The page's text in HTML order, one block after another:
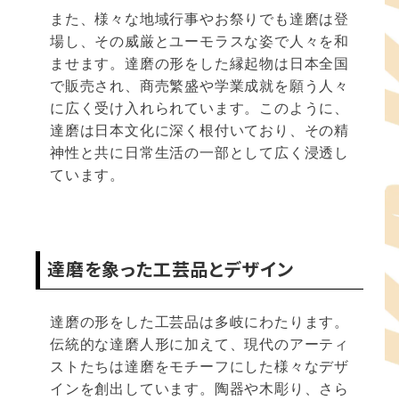
また、様々な地域行事やお祭りでも達磨は登
場し、その威厳とユーモラスな姿で人々を和
ませます。達磨の形をした縁起物は日本全国
で販売され、商売繁盛や学業成就を願う人々
に広く受け入れられています。このように、
達磨は日本文化に深く根付いており、その精
神性と共に日常生活の一部として広く浸透し
ています。
達磨を象った工芸品とデザイン
達磨の形をした工芸品は多岐にわたります。
伝統的な達磨人形に加えて、現代のアーティ
ストたちは達磨をモチーフにした様々なデザ
インを創出しています。陶器や木彫り、さら